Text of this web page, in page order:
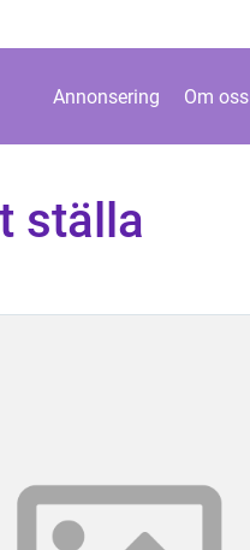
Annonsering Om oss
ställa